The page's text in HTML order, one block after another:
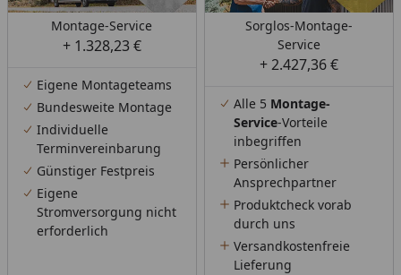
Montage-Service
+ 1.328,23 €
Eigene Montageteams
Bundesweite Montage
Individuelle
Terminvereinbarung
Günstiger Festpreis
Eigene
Stromversorgung nicht
erforderlich
Sorglos-Montage-
Service
+ 2.427,36 €
Alle 5 Montage-
Service-Vorteile
inbegriffen
Persönlicher
Ansprechpartner
Produktcheck vorab
durch uns
Versandkostenfreie
Lieferung